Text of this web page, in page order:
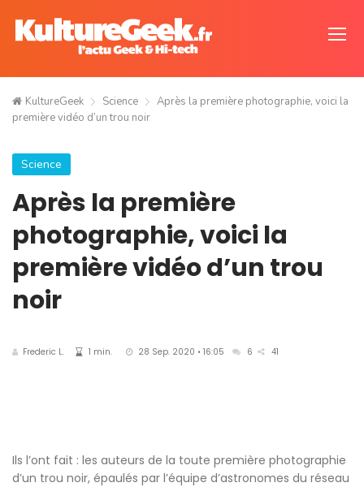
KultureGeek Science
Après la première photographie, voici la
première vidéo d’un trou noir
Science
Après la première
photographie, voici la
première vidéo d’un trou
noir
Frederic L. 1 min. 28 Sep. 2020 • 16:05 6 41
Ils l’ont fait : les auteurs de la toute première photographie
d’un trou noir, épaulés par l’équipe d’astronomes du réseau